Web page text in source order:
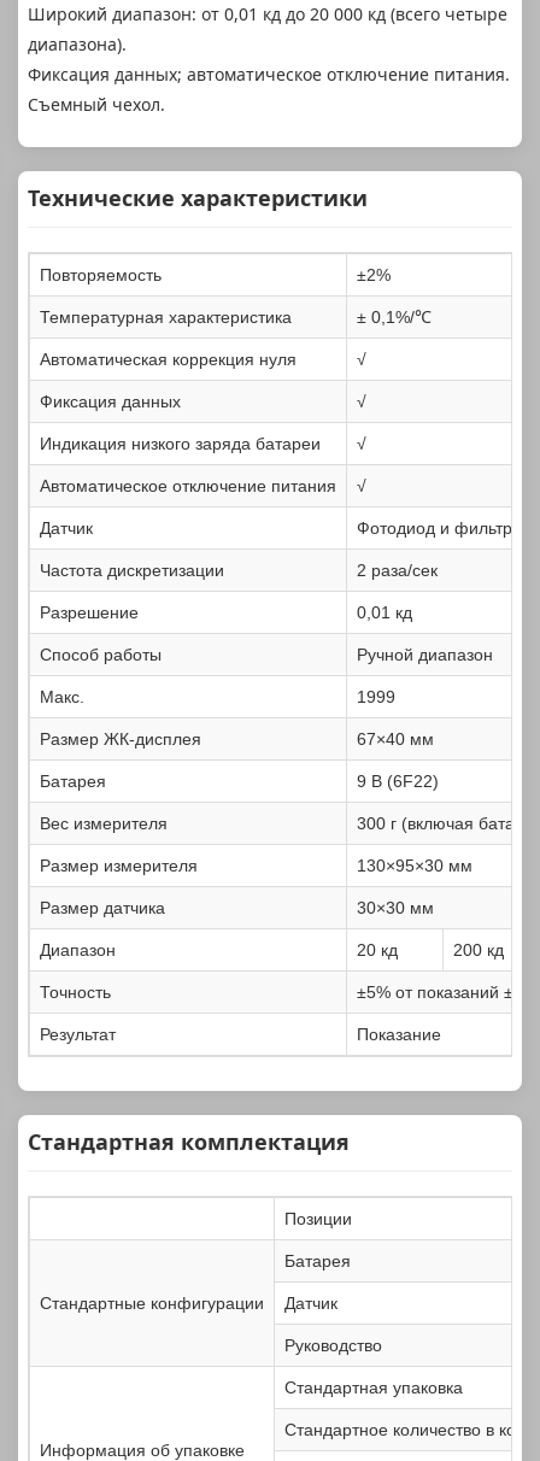
Широкий диапазон: от 0,01 кд до 20 000 кд (всего четыре
диапазона).
Фиксация данных; автоматическое отключение питания.
Съемный чехол.
Технические характеристики
Повторяемость ±2%
Температурная характеристика ± 0,1%/℃
Автоматическая коррекция нуля √
Фиксация данных √
Индикация низкого заряда батареи √
Автоматическое отключение питания √
Датчик Фотодиод и фильтр
Частота дискретизации 2 раза/сек
Разрешение 0,01 кд
Способ работы Ручной диапазон
Макс. 1999
Размер ЖК-дисплея 67×40 мм
Батарея 9 В (6F22)
Вес измерителя 300 г (включая
Размер измерителя 130×95×30 мм
Размер датчика 30×30 мм
Диапазон 20 кд 200 кд
Точность ±5% от показаний ±
Результат Показание
Стандартная комплектация
Позиции
Стандартные конфигурации
Батарея
Датчик
Руководство
Информация об упаковке
Стандартная упаковка
Стандартное количество в